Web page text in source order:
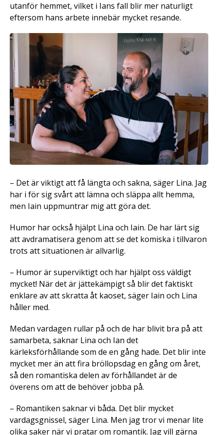
utanför hemmet, vilket i Ians fall blir mer naturligt
eftersom hans arbete innebär mycket resande.
– Det är viktigt att få längta och sakna, säger Lina. Jag
har i för sig svårt att lämna och släppa allt hemma,
men Iain uppmuntrar mig att göra det.
Humor har också hjälpt Lina och Iain. De har lärt sig
att avdramatisera genom att se det komiska i tillvaron
trots att situationen är allvarlig.
– Humor är superviktigt och har hjälpt oss väldigt
mycket! När det är jättekämpigt så blir det faktiskt
enklare av att skratta åt kaoset, säger Iain och Lina
håller med.
Medan vardagen rullar på och de har blivit bra på att
samarbeta, saknar Lina och Ian det
kärleksförhållande som de en gång hade. Det blir inte
mycket mer än att fira bröllopsdag en gång om året,
så den romantiska delen av förhållandet är de
överens om att de behöver jobba på.
– Romantiken saknar vi båda. Det blir mycket
vardagsgnissel, säger Lina. Men jag tror vi menar lite
olika saker när vi pratar om romantik. Jag vill gärna